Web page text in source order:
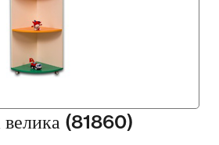
велика (81860)